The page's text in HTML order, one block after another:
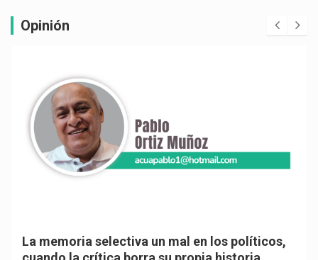
Opinión
La memoria selectiva un mal en los políticos,